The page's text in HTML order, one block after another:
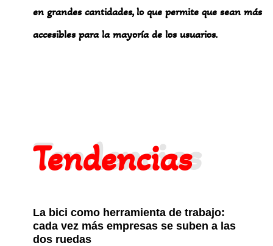
en grandes cantidades, lo que permite que sean más
accesibles para la mayoría de los usuarios.
Tendencias
Tendencias
La bici como herramienta de trabajo:
cada vez más empresas se suben a las
dos ruedas